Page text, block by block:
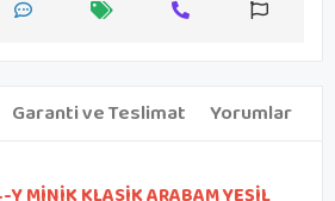
Garanti ve Teslimat Yorumlar